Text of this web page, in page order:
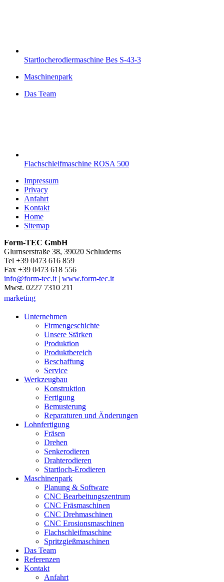
Startlocherodiermaschine Bes S-43-3
Maschinenpark
Das Team
Flachschleifmaschine ROSA 500
Impressum
Privacy
Anfahrt
Kontakt
Home
Sitemap
Form-TEC GmbH
Glurnserstraße 38, 39020 Schluderns
Tel +39 0473 616 859
Fax +39 0473 618 556
info@form-tec.it| www.form-tec.it
Mwst. 0227 7310 211
marketing
Unternehmen
Firmengeschichte
Unsere Stärken
Produktion
Produktbereich
Beschaffung
Service
Werkzeugbau
Konstruktion
Fertigung
Bemusterung
Reparaturen und Änderungen
Lohnfertigung
Fräsen
Drehen
Senkerodieren
Drahterodieren
Startloch-Erodieren
Maschinenpark
Planung & Software
CNC Bearbeitungszentrum
CNC Fräsmaschinen
CNC Drehmaschinen
CNC Erosionsmaschinen
Flachschleifmaschine
Spritzgießmaschinen
Das Team
Referenzen
Kontakt
Anfahrt